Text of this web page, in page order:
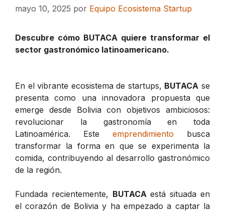
mayo 10, 2025 por Equipo Ecosistema Startup
Descubre cómo BUTACA quiere transformar el
sector gastronómico latinoamericano.
En el vibrante ecosistema de startups, BUTACA se
presenta como una innovadora propuesta que
emerge desde Bolivia con objetivos ambiciosos:
revolucionar la gastronomía en toda
Latinoamérica. Este emprendimiento busca
transformar la forma en que se experimenta la
comida, contribuyendo al desarrollo gastronómico
de la región.
Fundada recientemente, BUTACAestá situada en
el corazón de Bolivia y ha empezado a captar la